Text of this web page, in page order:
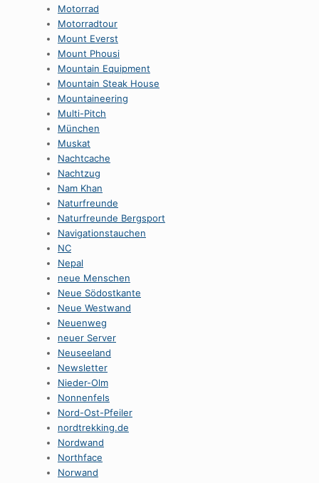
Motorrad
Motorradtour
Mount Everst
Mount Phousi
Mountain Equipment
Mountain Steak House
Mountaineering
Multi-Pitch
München
Muskat
Nachtcache
Nachtzug
Nam Khan
Naturfreunde
Naturfreunde Bergsport
Navigationstauchen
NC
Nepal
neue Menschen
Neue Södostkante
Neue Westwand
Neuenweg
neuer Server
Neuseeland
Newsletter
Nieder-Olm
Nonnenfels
Nord-Ost-Pfeiler
nordtrekking.de
Nordwand
Northface
Norwand